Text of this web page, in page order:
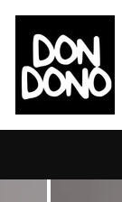
directamente
contenido